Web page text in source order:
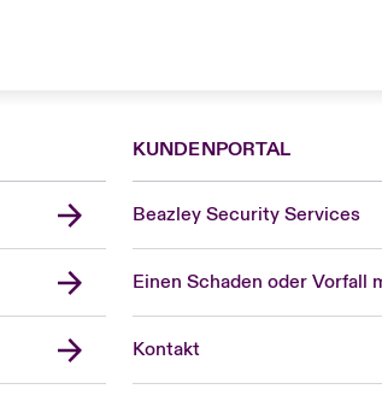
KUNDENPORTAL
Beazley Security Services
Einen Schaden oder Vorfall
KontaktUnited Kingdom